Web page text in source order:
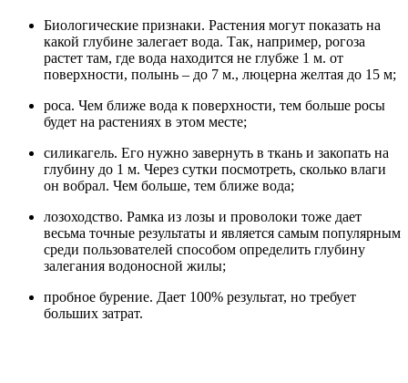
Биологические признаки. Растения могут показать на
какой глубине залегает вода. Так, например, рогоза
растет там, где вода находится не глубже 1 м. от
поверхности, полынь – до 7 м., люцерна желтая до 15 м;
роса. Чем ближе вода к поверхности, тем больше росы
будет на растениях в этом месте;
силикагель. Его нужно завернуть в ткань и закопать на
глубину до 1 м. Через сутки посмотреть, сколько влаги
он вобрал. Чем больше, тем ближе вода;
лозоходство. Рамка из лозы и проволоки тоже дает
весьма точные результаты и является самым популярным
среди пользователей способом определить глубину
залегания водоносной жилы;
пробное бурение. Дает 100% результат, но требует
больших затрат.